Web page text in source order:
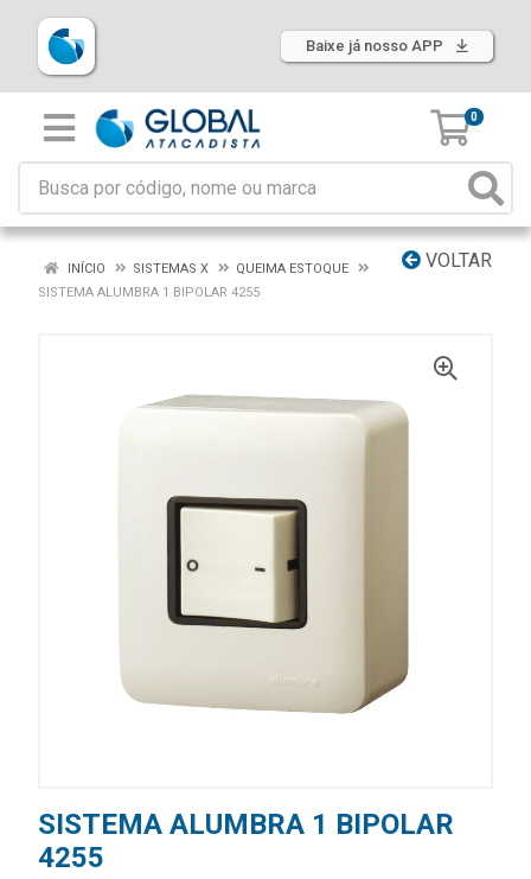
Baixe já nosso APP
0
VOLTAR
INÍCIO SISTEMAS X
QUEIMA ESTOQUE
SISTEMA ALUMBRA 1 BIPOLAR 4255
SISTEMA ALUMBRA 1 BIPOLAR
4255